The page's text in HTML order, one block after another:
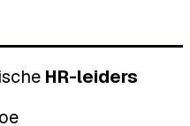
HR-leiders